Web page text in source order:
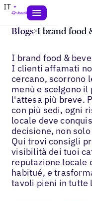
IT
Blogs>I brand food
I brand food &
I clienti affamati
cercano, scorrono
menù e scelgono
l'attesa più breve.
con più sedi, ogni
locale deve
decisione, non
Qui trovi consigli
visibilità dei tuoi
reputazione locale
habitué, e
tavoli pieni in tutte